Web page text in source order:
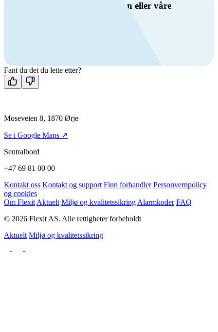
Har du spørsmål om ventilasjon eller våre
Kontakt oss
Fant du det du lette etter?
Moseveien 8, 1870 Ørje
Se i Google Maps ↗
Sentralbord
+47 69 81 00 00
Kontakt oss Kontakt og support Finn forhandler Personvernpolicy
og cookies
Om Flexit Aktuelt Miljø og kvalitetssikring Alarmkoder FAQ
© 2026 Flexit AS. Alle rettigheter forbeholdt
Aktuelt Miljø og kvalitetssikring